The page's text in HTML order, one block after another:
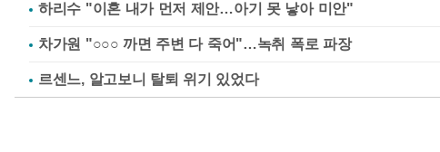
하리수 "이혼 내가 먼저 제안…아기 못 낳아 미안"
차가원 "○○○ 까면 주변 다 죽어"…녹취 폭로 파장
르센느, 알고보니 탈퇴 위기 있었다